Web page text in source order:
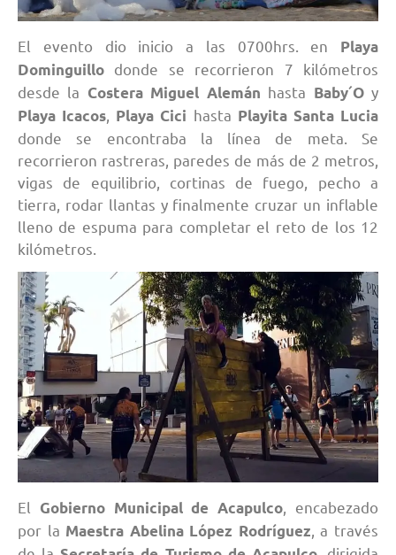
El evento dio inicio a las 0700hrs. en Playa
Dominguillo donde se recorrieron 7 kilómetros
desde la Costera Miguel Alemán hasta Baby´Oy
Playa Icacos Playa Cici hasta Playita Santa Lucia
donde se encontraba la línea de meta. Se
recorrieron rastreras, paredes de más de 2 metros,
vigas de equilibrio, cortinas de fuego, pecho a
tierra, rodar llantas y finalmente cruzar un inflable
lleno de espuma para completar el reto de los 12
kilómetros.
El Gobierno Municipal de Acapulco , encabezado
por la Maestra Abelina López Rodríguez , a través